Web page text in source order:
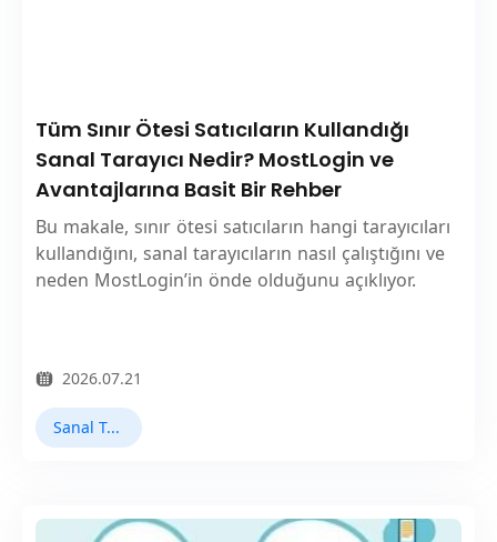
Tüm Sınır Ötesi Satıcıların Kullandığı
Sanal Tarayıcı Nedir? MostLogin ve
Avantajlarına Basit Bir Rehber
Bu makale, sınır ötesi satıcıların hangi tarayıcıları
kullandığını, sanal tarayıcıların nasıl çalıştığını ve
neden MostLogin’in önde olduğunu açıklıyor.
2026.07.21
Sanal Tarayıcı